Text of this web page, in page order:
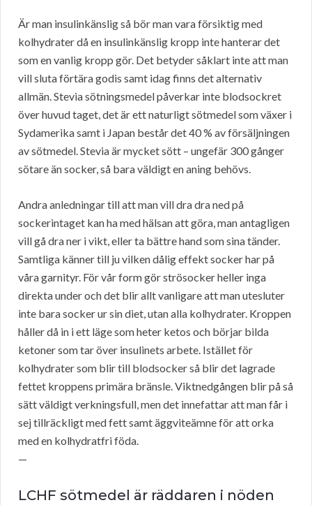
Är man insulinkänslig så bör man vara försiktig med
kolhydrater då en insulinkänslig kropp inte hanterar det
som en vanlig kropp gör. Det betyder såklart inte att man
vill sluta förtära godis samt idag finns det alternativ
allmän. Stevia sötningsmedel påverkar inte blodsockret
över huvud taget, det är ett naturligt sötmedel som växer i
Sydamerika samt i Japan består det 40 % av försäljningen
av sötmedel. Stevia är mycket sött – ungefär 300 gånger
sötare än socker, så bara väldigt en aning behövs.
Andra anledningar till att man vill dra dra ned på
sockerintaget kan ha med hälsan att göra, man antagligen
vill gå dra ner i vikt, eller ta bättre hand som sina tänder.
Samtliga känner till ju vilken dålig effekt socker har på
våra garnityr. För vår form gör strösocker heller inga
direkta under och det blir allt vanligare att man utesluter
inte bara socker ur sin diet, utan alla kolhydrater. Kroppen
håller då in i ett läge som heter ketos och börjar bilda
ketoner som tar över insulinets arbete. Istället för
kolhydrater som blir till blodsocker så blir det lagrade
fettet kroppens primära bränsle. Viktnedgången blir på så
sätt väldigt verkningsfull, men det innefattar att man får i
sej tillräckligt med fett samt äggviteämne för att orka
med en kolhydratfri föda.
—
LCHF sötmedel är räddaren i nöden